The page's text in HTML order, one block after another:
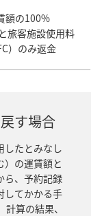
額の100%
旅客施設使用料
）のみ返金
す場合
したとみなし
）の運賃額と
ら、予約記録
してかかる手
算の結果、